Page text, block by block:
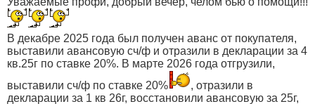
В декабре 2025 года был получен аванс от покупателя,
выставили авансовую сч/ф и отразили в декларации за 4
кв.25г по ставке 20%. В марте 2026 года отгрузили,
выставили сч/ф по ставке 20%
, отразили в
декларации за 1 кв 26г, восстановили авансовую за 25г,